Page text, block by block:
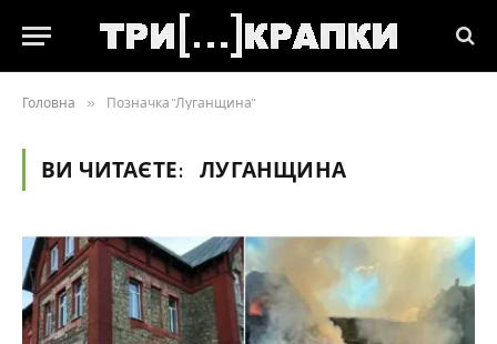
Головна » Позначка "Луганщина"
ВИ ЧИТАЄТЕ: ЛУГАНЩИНА